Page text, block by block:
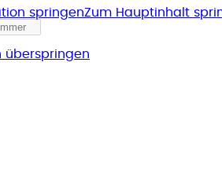
springenZum Hauptinhalt
überspringen